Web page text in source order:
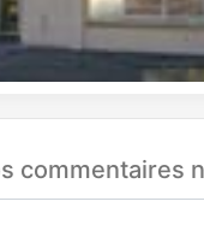
commentaires